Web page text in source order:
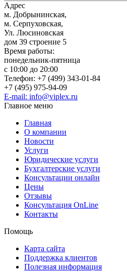
Адрес
м. Добрынинская,
м. Серпуховская,
Ул. Люсиновская
дом 39 строение 5
Время работы:
понедельник-пятница
с 10:00 до 20:00
Телефон: +7 (499) 343-01-84
+7 (495) 975-94-09
E-mail: info@viplex.ru
Главное меню
Главная
О компании
Новости
Услуги
Юридические услуги
Бухгалтерские услуги
Консультации онлайн
Цены
Отзывы
Консультация OnLine
Контакты
Помощь
Карта сайта
Поддержка клиентов
Полезная информация